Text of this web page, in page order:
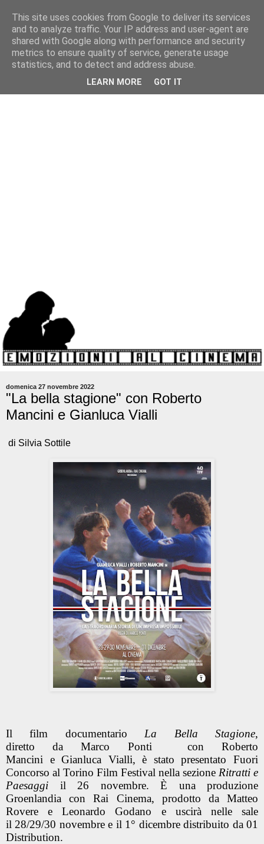
domenica 27 novembre 2022
"La bella stagione" con Roberto
Mancini e Gianluca Vialli
di Silvia Sottile
Il film documentario La Bella Stagione,
diretto da Marco Ponti conRoberto
Mancini eGianluca Vialli, è stato presentato Fuori
Concorso al Torino Film Festival nella sezione Ritratti e
Paesaggi il 26 novembre. È una produzione
Groenlandia con Rai Cinema, prodotto da Matteo
Roveree Leonardo Godano e uscirà nelle sale
il 28/29/30 novembree il 1° dicembredistribuito da01
Distribution.
This site uses cookies from Google to deliver its services
and to analyze traffic. Your IP address and user-agent are
shared with Google along with performance and security
metrics to ensure quality of service, generate usage
statistics, and to detect and address abuse.
LEARN MORE GOT IT